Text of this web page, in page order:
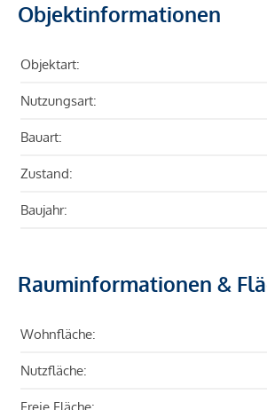
Objektinformationen
Objektart:
Nutzungsart:
Bauart:
Zustand:
Baujahr:
Rauminformationen &
Wohnfläche:
Nutzfläche: